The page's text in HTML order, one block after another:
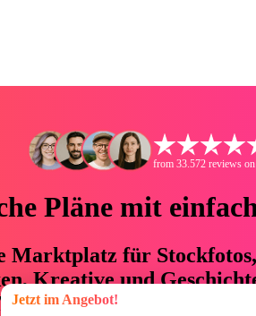
from 33.572 reviews
Pläne mit
Marktplatz für
Kreative und
76 % an Zeit und Budget
Jetzt im Angebot!